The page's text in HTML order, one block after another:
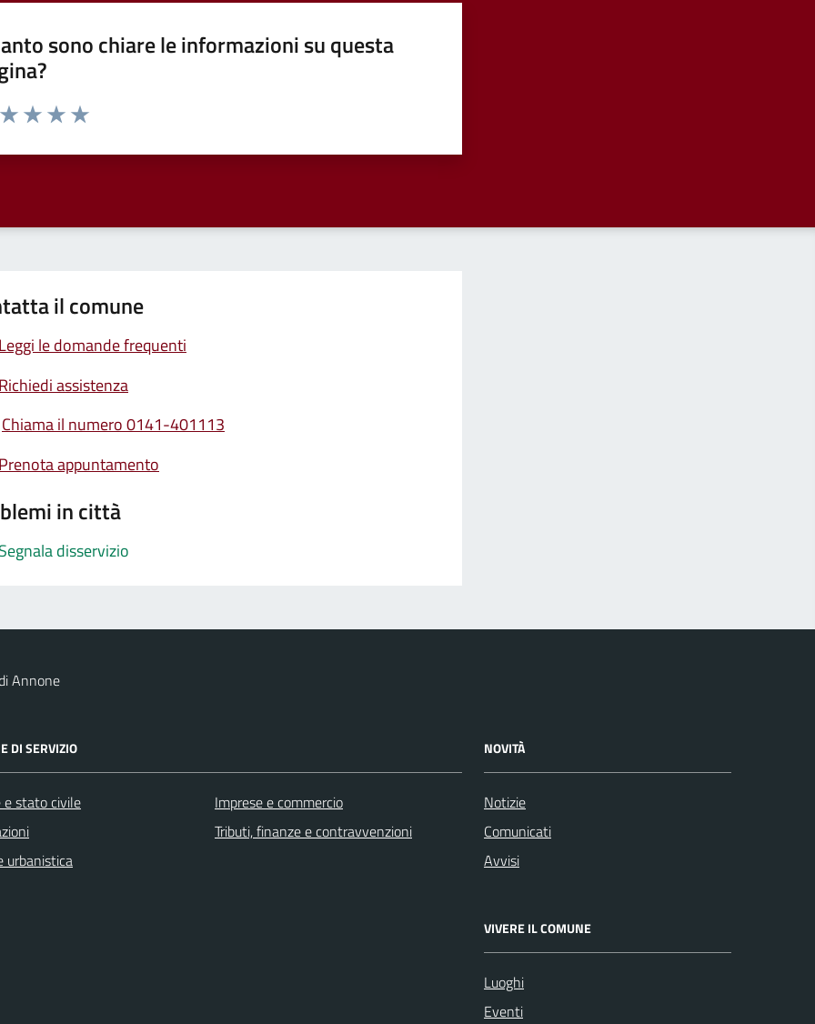
sono chiare le informazioni su questa
da 1 a 5 stelle la pagina
il comune
Leggi le domande frequenti
Richiedi assistenza
Chiama il numero 0141-401113
Prenota appuntamento
in città
Segnala disservizio
Annone
DI SERVIZIO
e stato civile
urbanistica
Imprese e commercio
Tributi, finanze e contravvenzioni
NOVITÀ
Notizie
Comunicati
Avvisi
VIVERE IL COMUNE
Luoghi
Eventi